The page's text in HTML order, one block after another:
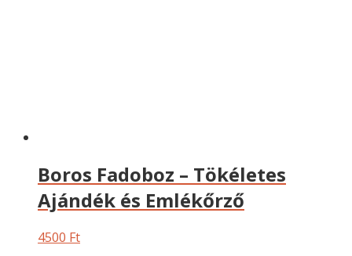
Boros Fadoboz – Tökéletes
Ajándék és Emlékőrző
4500 Ft